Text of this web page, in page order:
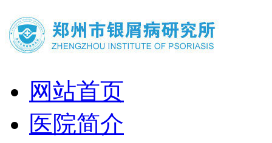
网站首页
医院简介